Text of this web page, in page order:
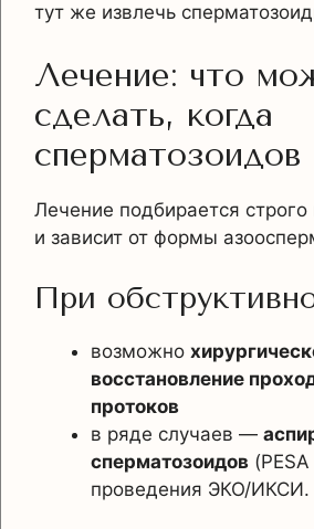
тут же извлечь
Лечение: что
сделать, когда
сперматозоидов
Лечение подбирается
и зависит от формы
При
возможно
восстановление
протоков
в ряде случаев —
сперматозоидов
проведения ЭКО/ИКСИ.